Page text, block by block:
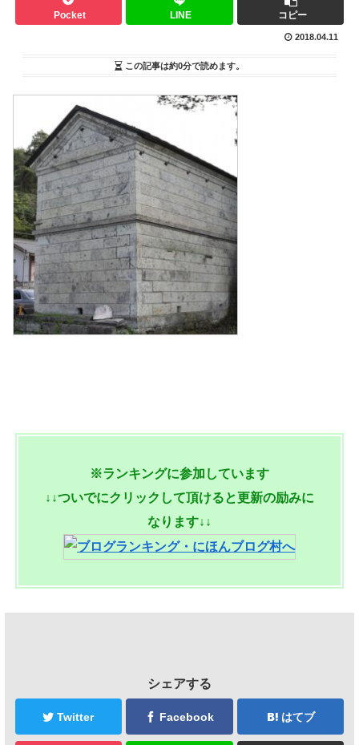
Pocket LINE コピー
2018.04.11
この記事は約0分で読めます。
※ランキングに参加しています
↓↓ついでにクリックして頂けると更新の励みに
なります↓↓
シェアする
Twitter Facebook はてブ